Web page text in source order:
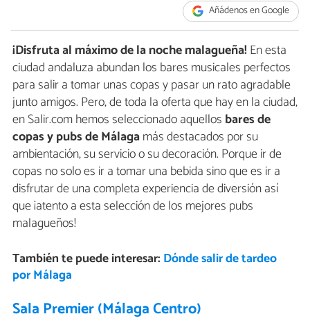
Añádenos en Google
¡Disfruta al máximo de la noche malagueña!En esta
ciudad andaluza abundan los bares musicales perfectos
para salir a tomar unas copas y pasar un rato agradable
junto amigos. Pero, de toda la oferta que hay en la ciudad,
en Salir.com hemos seleccionado aquellos bares de
copas y pubs de Málagamás destacados por su
ambientación, su servicio o su decoración. Porque ir de
copas no solo es ir a tomar una bebida sino que es ir a
disfrutar de una completa experiencia de diversión así
que ¡atento a esta selección de los mejores pubs
malagueños!
También te puede interesar: Dónde salir de tardeo
por Málaga
Sala Premier (Málaga Centro)